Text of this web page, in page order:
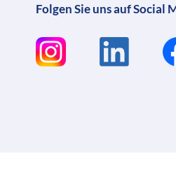
Folgen Sie uns auf Social